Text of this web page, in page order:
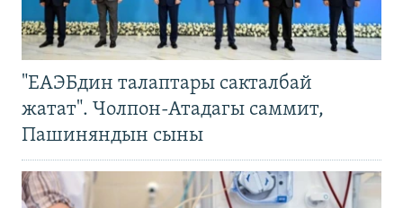
"ЕАЭБдин талаптары сакталбай
жатат". Чолпон-Атадагы саммит,
Пашиняндын сыны